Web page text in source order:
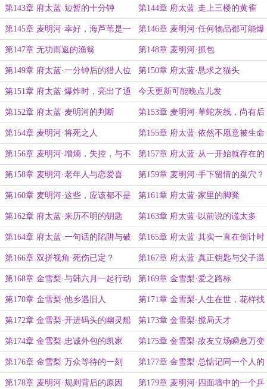
家
第143章 府太蓝·短暂的十分钟 第144章 府太蓝·走上三楼的黄雀
第145章 麦明河·幸好，海芦苇是一
个能够信任合作的人
第146章 麦明河·任何物品都可能爆
炸哦
第147章 无功而返的渔翁 第148章 麦明河·抓包
第149章 府太蓝·一分钟后的猎人位
置
第150章 府太蓝·恳求之猫头
第151章 府太蓝·爆炸时，亮出了通
关的曙光
今天更新可能晚点儿发
第152章 府太蓝·麦明河的判断 第153章 麦明河·草蛇灰线，尚有后
手
第154章 麦明河·将死之人 第155章 府太蓝·依然不愿意被生命
放弃
第156章 麦明河·增熵，失控，与不
甘
第157章 府太蓝·从一开始就存在的
陷阱
第158章 麦明河·老年人与恋爱喜
剧？
第159章 麦明河·手下留情的巢穴？
第160章 麦明河·这些，应该都不是
被增加的记忆吧？
第161章 府太蓝·家里的脚凳
第162章 府太蓝·来历不明的钥匙 第163章 府太蓝·以前说的谎太多
了？
第164章 府太蓝·一句话的陷阱与破
局
第165章 府太蓝·其实一直在倒计时
的钥匙？
第166章 双拼视角·死伤已定？ 第167章 府太蓝·真正钥匙与父子温
情
第168章 金雪梨·与韩六月一起行动 第169章 金雪梨·爱之路标
第170章 金雪梨·他乡遇旧人 第171章 金雪梨·人生在世，花样找
死
第172章 金雪梨·开进码头的幽灵船 第173章 金雪梨·搅局天才
第174章 金雪梨·忠诚外包的凯家
人？
第175章 金雪梨·敌友立场瞬息万变
第176章 金雪梨·万众等待的一刻 第177章 金雪梨·总惦记同一个人的
伪像报告
第178章 麦明河·规则背后的原因 第179章 麦明河·四面墙中的一个乒